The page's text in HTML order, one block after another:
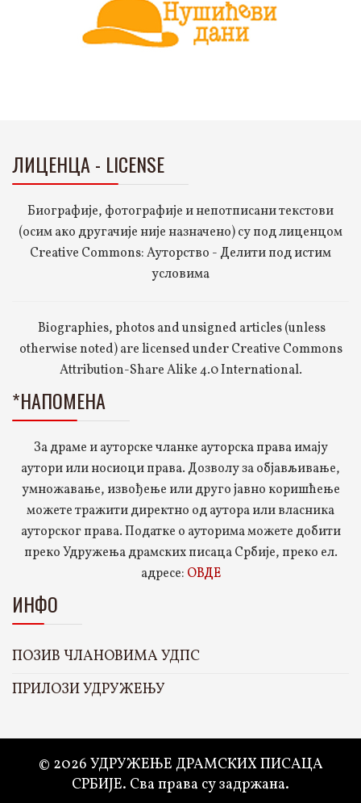
ЛИЦЕНЦА - LICENSE
Биографије, фотографије и непотписани текстови
(осим ако другачије није назначено) су под лиценцом
Creative Commons: Ауторство - Делити под истим
условима
Biographies, photos and unsigned articles (unless
otherwise noted) are licensed under Creative Commons
Attribution-Share Alike 4.0 International.
*НАПОМЕНА
За драме и ауторске чланке ауторска права имају
аутори или носиоци права. Дозволу за објављивање,
умножавање, извођење или друго јавно коришћење
можете тражити директно од аутора или власника
ауторског права. Податке о ауторима можете добити
преко Удружења драмских писаца Србије, преко ел.
адресе: ОВДЕ
ИНФО
ПОЗИВ ЧЛАНОВИМА УДПС
ПРИЛОЗИ УДРУЖЕЊУ
© 2026 УДРУЖЕЊЕ ДРАМСКИХ ПИСАЦА
СРБИЈЕ. Сва права су задржана.